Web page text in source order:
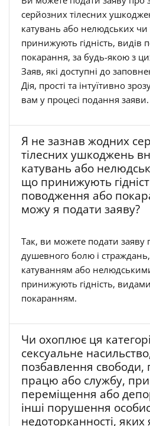
серйозних тілесних
катувань або нелюдських
принижують гідність, видів
покарання, за будь-якою з
Заяв, які доступні до
Дія, прості та інтуїтивно
вам у процесі подання заяви.
Я не зазнав жодних
тілесних ушкоджень
катувань або
що принижують
поводження або
можу я подати заяву?
Так, ви можете подати заяву
душевного болю і
катуванням або
принижують гідність,
покаранням.
Чи охоплює ця
сексуальне
позбавлення свободи,
працю або службу,
переміщення або
інші порушення
недоторканності, яких